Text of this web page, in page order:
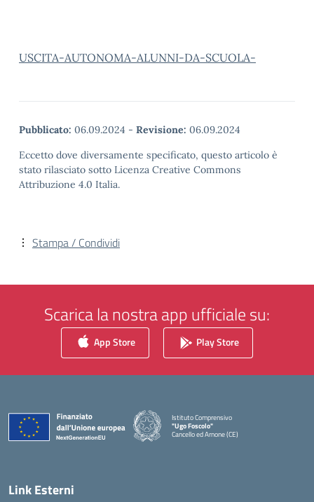
USCITA-AUTONOMA-ALUNNI-DA-SCUOLA-
Pubblicato: 06.09.2024 - Revisione: 06.09.2024
Eccetto dove diversamente specificato, questo articolo è
stato rilasciato sotto Licenza Creative Commons
Attribuzione 4.0 Italia.
Stampa / Condividi
Scarica la nostra app ufficiale su:
App Store Play Store
Istituto Comprensivo
"Ugo Foscolo"
Cancello ed Arnone (CE)
Link Esterni